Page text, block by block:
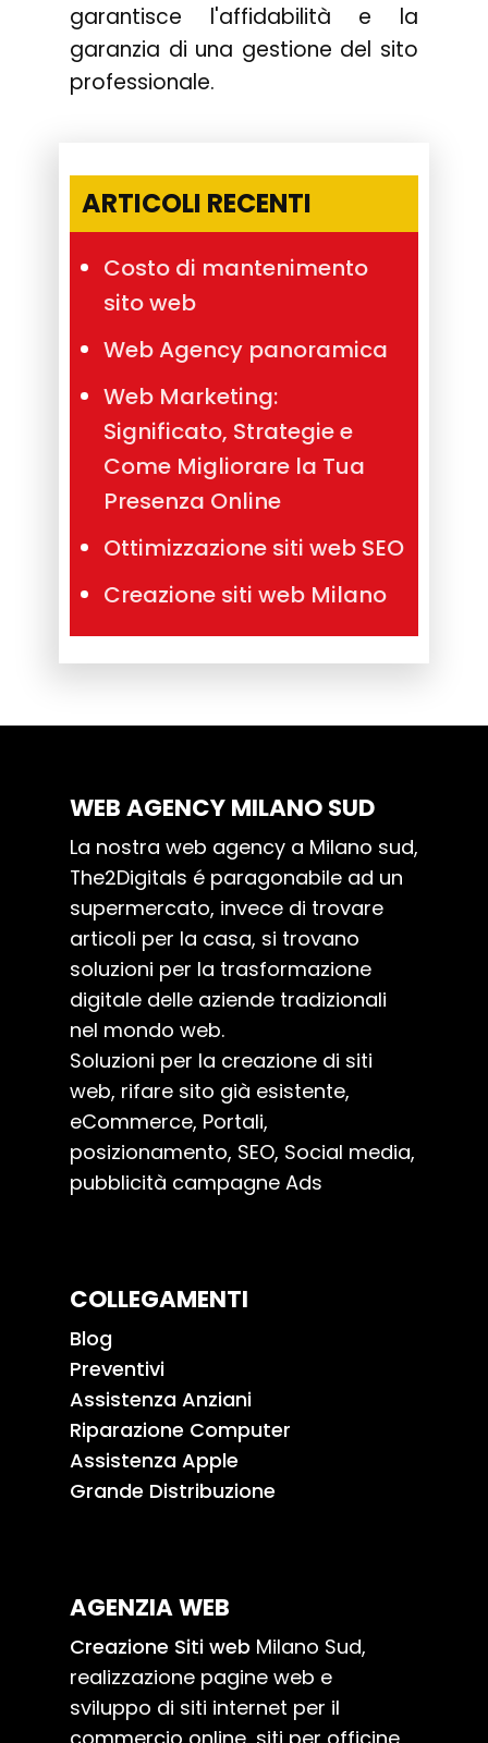
garantisce l'affidabilità e la
garanzia di una gestione del sito
professionale.
ARTICOLI RECENTI
Costo di mantenimento
sito web
Web Agency panoramica
Web Marketing:
Significato, Strategie e
Come Migliorare la Tua
Presenza Online
Ottimizzazione siti web SEO
Creazione siti web Milano
WEB AGENCY MILANO SUD
La nostra web agency a Milano sud,
The2Digitals é paragonabile ad un
supermercato, invece di trovare
articoli per la casa, si trovano
soluzioni per la trasformazione
digitale delle aziende tradizionali
nel mondo web.
Soluzioni per la creazione di siti
web, rifare sito già esistente,
eCommerce, Portali,
posizionamento, SEO, Social media,
pubblicità campagne Ads
COLLEGAMENTI
Blog
Preventivi
Assistenza Anziani
Riparazione Computer
Assistenza Apple
Grande Distribuzione
AGENZIA WEB
Creazione Siti web Milano Sud,
realizzazione pagine web e
sviluppo di siti internet per il